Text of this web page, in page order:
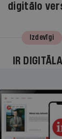
digitālo
Izdevīgi
IR